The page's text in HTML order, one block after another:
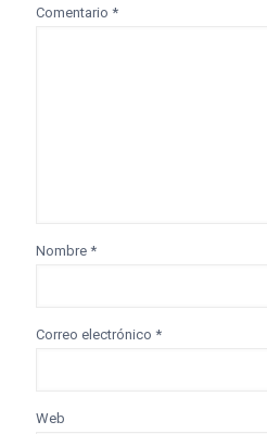
Comentario *
Nombre *
Correo electrónico *
Web